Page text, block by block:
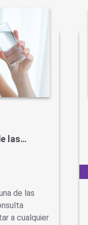
las…
de las
a cualquier